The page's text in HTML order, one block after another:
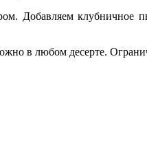
Добавляем
в любом десерте.